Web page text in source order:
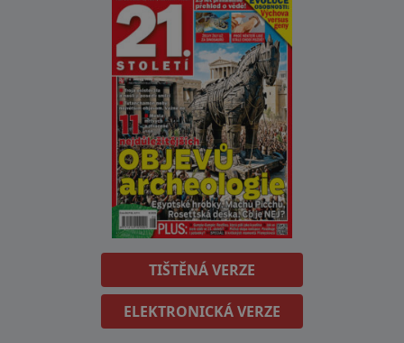
TIŠTĚNÁ VERZE
ELEKTRONICKÁ VERZE